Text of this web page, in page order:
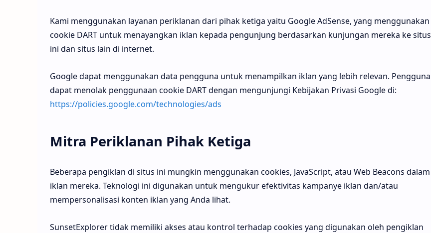
Kami menggunakan layanan periklanan dari pihak ketiga yaitu Google AdSense, yang menggunakan
cookie DART untuk menayangkan iklan kepada pengunjung berdasarkan kunjungan mereka ke situs
ini dan situs lain di internet.
Google dapat menggunakan data pengguna untuk menampilkan iklan yang lebih relevan. Pengguna
dapat menolak penggunaan cookie DART dengan mengunjungi Kebijakan Privasi Google di:
https://policies.google.com/technologies/ads
Mitra Periklanan Pihak Ketiga
Beberapa pengiklan di situs ini mungkin menggunakan cookies, JavaScript, atau Web Beacons dalam
iklan mereka. Teknologi ini digunakan untuk mengukur efektivitas kampanye iklan dan/atau
mempersonalisasi konten iklan yang Anda lihat.
SunsetExplorer tidak memiliki akses atau kontrol terhadap cookies yang digunakan oleh pengiklan